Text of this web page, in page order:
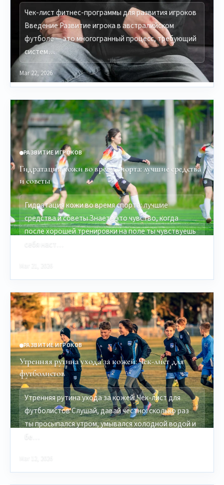
Чек-лист фитнес-программы для развития игроков
Введение Развитие игрока в австралийском
футболе — это многогранный процесс, требующий
систем…
Mar 22, 2026
РАЗВИТИЕ ИГРОКОВ
Гидратация кожи во время спорта: лучшие средства
и советы
Гидратация кожи во время спорта: лучшие
средства и советы Знаете это чувство, когда
после хорошей тренировки на поле ты чувствуешь
себя наст…
Mar 21, 2026
РАЗВИТИЕ ИГРОКОВ
Утренняя рутина ухода за кожей: Чек-лист для
футболистов
Утренняя рутина ухода за кожей: Чек-лист для
футболистов Слушай, давай честно: сколько раз
ты просыпался утром, умывался холодной водой и
бе…
Mar 12, 2026